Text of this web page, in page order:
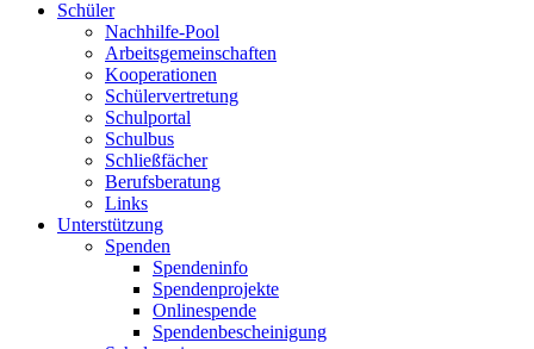
Schüler
Nachhilfe-Pool
Arbeitsgemeinschaften
Kooperationen
Schülervertretung
Schulportal
Schulbus
Schließfächer
Berufsberatung
Links
Unterstützung
Spenden
Spendeninfo
Spendenprojekte
Onlinespende
Spendenbescheinigung